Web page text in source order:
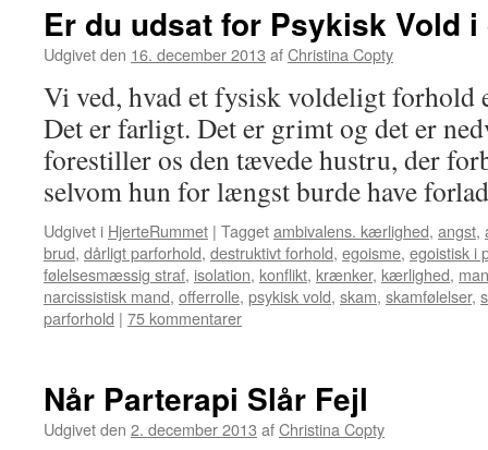
Er du udsat for Psykisk Vold
Udgivet den 16. december 2013 afChristina Copty
Vi ved, hvad et fysisk voldeligt forhold
Det er farligt. Det er grimt og det er
forestiller os den tævede hustru, der
selvom hun for længst burde have
Udgivet i HjerteRummet | Taggetambivalens. kærlighed, angst,
brud, dårligt parforhold, destruktivt forhold, egoisme, egoistisk i
følelsesmæssig straf, isolation, konflikt, krænker, kærlighed,
narcissistisk mand, offerrolle, psykisk vold, skam, skamfølelser,
parforhold | 75 kommentarer
Når Parterapi Slår Fejl
Udgivet den 2. december 2013 afChristina Copty